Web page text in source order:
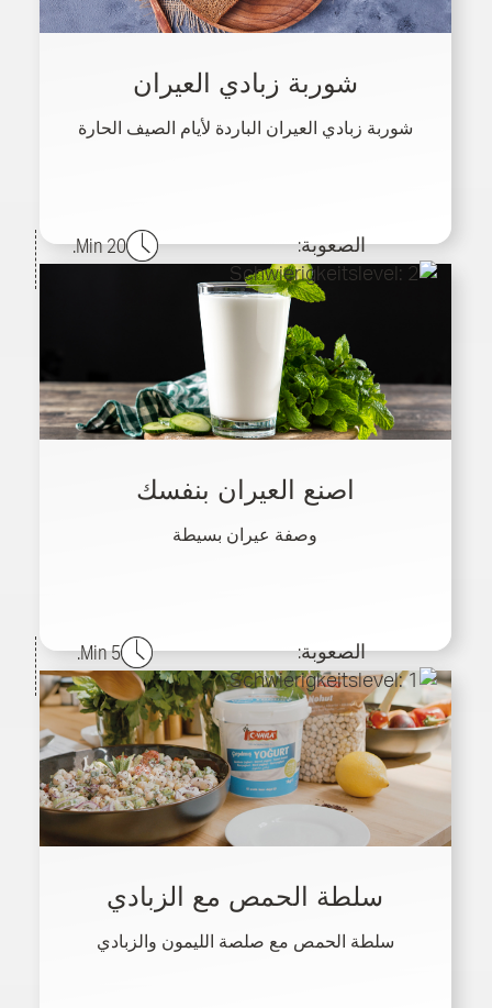
شوربة زبادي العيران
شوربة زبادي العيران الباردة لأيام الصيف الحارة
الصعوبة: 20 Min.
اصنع العيران بنفسك
وصفة عيران بسيطة
الصعوبة: 5 Min.
سلطة الحمص مع الزبادي
سلطة الحمص مع صلصة الليمون والزبادي